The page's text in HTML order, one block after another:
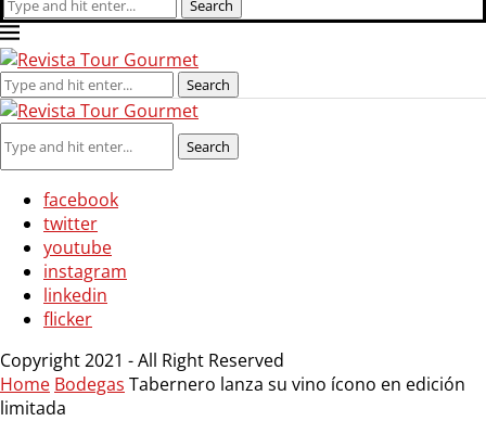
Search
facebook
twitter
youtube
instagram
linkedin
flicker
Copyright 2021 - All Right Reserved
Home Bodegas Tabernero lanza su vino ícono en edición
limitada